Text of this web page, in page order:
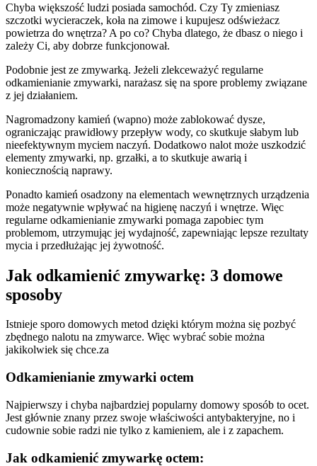
Chyba większość ludzi posiada samochód. Czy Ty zmieniasz
szczotki wycieraczek, koła na zimowe i kupujesz odświeżacz
powietrza do wnętrza? A po co? Chyba dlatego, że dbasz o niego i
zależy Ci, aby dobrze funkcjonował.
Podobnie jest ze zmywarką. Jeżeli zlekceważyć regularne
odkamienianie zmywarki, narażasz się na spore problemy związane
z jej działaniem.
Nagromadzony kamień (wapno) może zablokować dysze,
ograniczając prawidłowy przepływ wody, co skutkuje słabym lub
nieefektywnym myciem naczyń. Dodatkowo nalot może uszkodzić
elementy zmywarki, np. grzałki, a to skutkuje awarią i
koniecznością naprawy.
Ponadto kamień osadzony na elementach wewnętrznych urządzenia
może negatywnie wpływać na higienę naczyń i wnętrze. Więc
regularne odkamienianie zmywarki pomaga zapobiec tym
problemom, utrzymując jej wydajność, zapewniając lepsze rezultaty
mycia i przedłużając jej żywotność.
Jak odkamienić zmywarkę: 3 domowe
sposoby
Istnieje sporo domowych metod dzięki którym można się pozbyć
zbędnego nalotu na zmywarce. Więc wybrać sobie można
jakikolwiek się chce.za
Odkamienianie zmywarki octem
Najpierwszy i chyba najbardziej popularny domowy sposób to ocet.
Jest głównie znany przez swoje właściwości antybakteryjne, no i
cudownie sobie radzi nie tylko z kamieniem, ale i z zapachem.
Jak odkamienić zmywarkę octem: